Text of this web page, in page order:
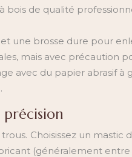
de qualité
une brosse dure pour
mais avec précaution
avec du papier abrasif
Choisissez un
(généralement entre